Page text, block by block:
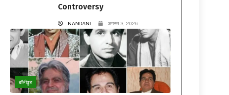
Controversy
NANDANI अगस्त 3, 2026
बॉलीवुड